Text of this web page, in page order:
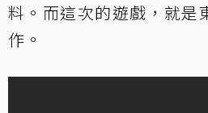
料。而這次的遊戲，就是
作。